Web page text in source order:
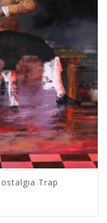
Trap